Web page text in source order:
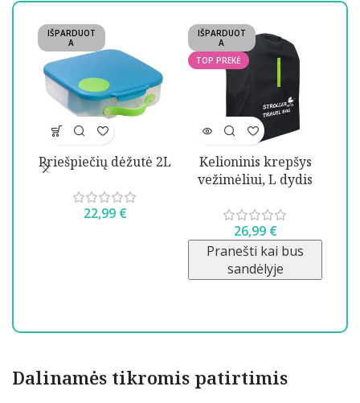
IŠPARDUOT
A
Priešpiečių dėžutė 2L
22,99 €
IŠPARDUOT
A
TOP PREKĖ
Kelioninis krepšys
vežimėliui, L dydis
26,99 €
Pranešti kai bus
sandėlyje
Dalinamės tikromis patirtimis